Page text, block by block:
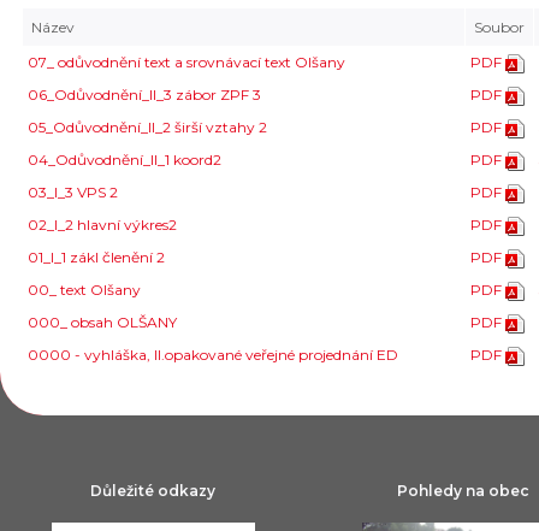
Název
Soubor
07_ odůvodnění text a srovnávací text Olšany
PDF
06_Odůvodnění_II_3 zábor ZPF 3
PDF
05_Odůvodnění_II_2 širší vztahy 2
PDF
04_Odůvodnění_II_1 koord2
PDF
03_I_3 VPS 2
PDF
02_I_2 hlavní výkres2
PDF
01_I_1 zákl členění 2
PDF
00_ text Olšany
PDF
000_ obsah OLŠANY
PDF
0000 - vyhláška, II.opakované veřejné projednání ED
PDF
Důležité odkazy Pohledy na obec